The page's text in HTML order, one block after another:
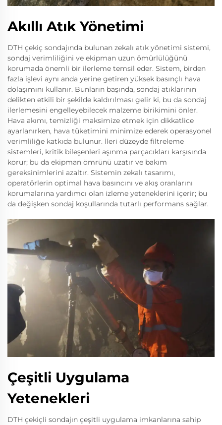
Akıllı Atık Yönetimi
DTH çekiç sondajında bulunan zekalı atık yönetimi sistemi,
sondaj verimliliğini ve ekipman uzun ömürlülüğünü
korumada önemli bir ilerleme temsil eder. Sistem, birden
fazla işlevi aynı anda yerine getiren yüksek basınçlı hava
dolaşımını kullanır. Bunların başında, sondaj atıklarının
delikten etkili bir şekilde kaldırılması gelir ki, bu da sondaj
ilerlemesini engelleyebilecek malzeme birikimini önler.
Hava akımı, temizliği maksimize etmek için dikkatlice
ayarlanırken, hava tüketimini minimize ederek operasyonel
verimliliğe katkıda bulunur. İleri düzeyde filtreleme
sistemleri, kritik bileşenleri aşınma parçacıkları karşısında
korur; bu da ekipman ömrünü uzatır ve bakım
gereksinimlerini azaltır. Sistemin zekalı tasarımı,
operatörlerin optimal hava basıncını ve akış oranlarını
korumalarına yardımcı olan izleme yeteneklerini içerir; bu
da değişken sondaj koşullarında tutarlı performans sağlar.
Çeşitli Uygulama
Yetenekleri
DTH çekiçli sondajın çeşitli uygulama imkanlarına sahip